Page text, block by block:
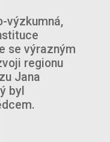
výzkumná,
se výrazným
regionu
Jana
byl